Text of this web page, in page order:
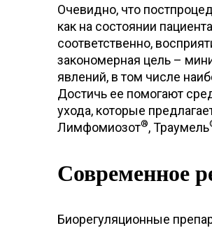
Очевидно, что
как на состоянии
соответственно,
закономерная цель –
явлений, в том числе
Достичь ее помогают
ухода, которые
Лимфомиозот®, Траумель
Современное
Биорегуляционные